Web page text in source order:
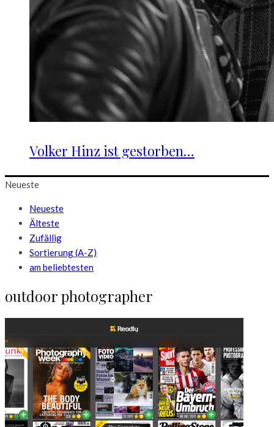
Volker Hinz ist gestorben…
Neueste
Neueste
Älteste
Zufällig
Sortierung (A-Z)
am beliebtesten
outdoor photographer